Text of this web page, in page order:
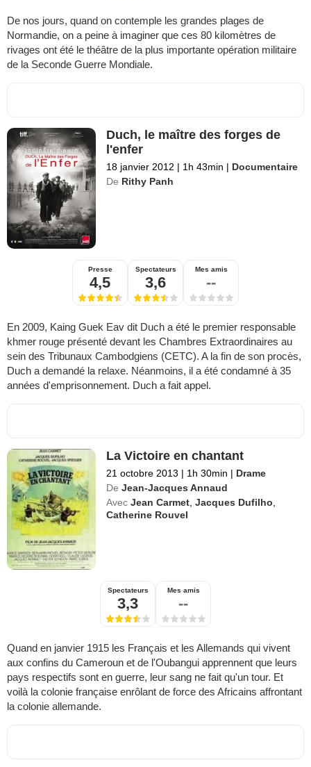
De nos jours, quand on contemple les grandes plages de
Normandie, on a peine à imaginer que ces 80 kilomètres de
rivages ont été le théâtre de la plus importante opération militaire
de la Seconde Guerre Mondiale.
Duch, le maître des forges de
l'enfer
18 janvier 2012 | 1h 43min | Documentaire
De Rithy Panh
Presse
4,5
Spectateurs
3,6
Mes amis
--
En 2009, Kaing Guek Eav dit Duch a été le premier responsable
khmer rouge présenté devant les Chambres Extraordinaires au
sein des Tribunaux Cambodgiens (CETC). A la fin de son procès,
Duch a demandé la relaxe. Néanmoins, il a été condamné à 35
années d'emprisonnement. Duch a fait appel.
La Victoire en chantant
21 octobre 2013 | 1h 30min | Drame
De Jean-Jacques Annaud
Avec Jean Carmet,Jacques Dufilho,
Catherine Rouvel
Spectateurs
3,3
Mes amis
--
Quand en janvier 1915 les Français et les Allemands qui vivent
aux confins du Cameroun et de l'Oubangui apprennent que leurs
pays respectifs sont en guerre, leur sang ne fait qu'un tour. Et
voilà la colonie française enrôlant de force des Africains affrontant
la colonie allemande.